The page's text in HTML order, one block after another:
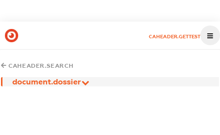
CAHEADER.GETTEST
CAHEADER.SEARCH
document.dossier